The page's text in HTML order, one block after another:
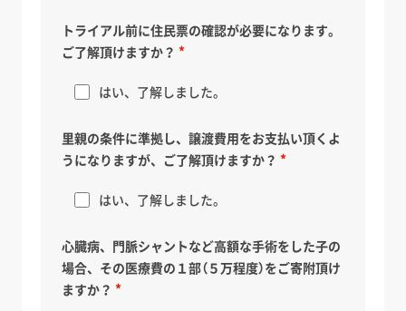
トライアル前に住民票の確認が必要になります。
ご了解頂けますか？
はい、了解しました。
里親の条件に準拠し、譲渡費用をお支払い頂くよ
うになりますが、ご了解頂けますか？
はい、了解しました。
心臓病、門脈シャントなど高額な手術をした子の
場合、その医療費の１部（５万程度）をご寄附頂け
ますか？